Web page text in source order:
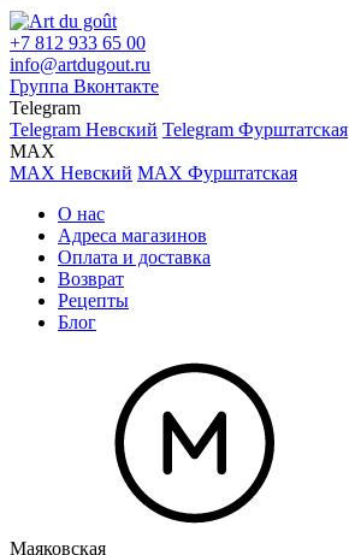
+7 812 933 65 00
info@artdugout.ru
Группа Вконтакте
Telegram
Telegram Невский Telegram Фурштатская
MAX
MAX Невский MAX Фурштатская
О нас
Адреса магазинов
Оплата и доставка
Возврат
Рецепты
Блог
Маяковская